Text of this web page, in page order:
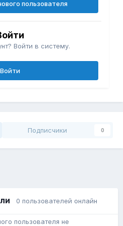
пользователя
Войти в систему.
Войти
Подписчики 0
0 пользователей онлайн
пользователя не